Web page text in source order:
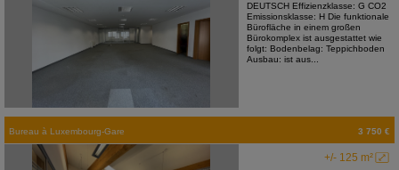
DEUTSCH Effizienzklasse: G CO2
Emissionsklasse: H Die funktionale
Bürofläche in einem großen
Bürokomplex ist ausgestattet wie
folgt: Bodenbelag: Teppichboden
Ausbau: ist aus...
Bureau à Luxembourg-Gare 3 750 €
+/- 125 m²